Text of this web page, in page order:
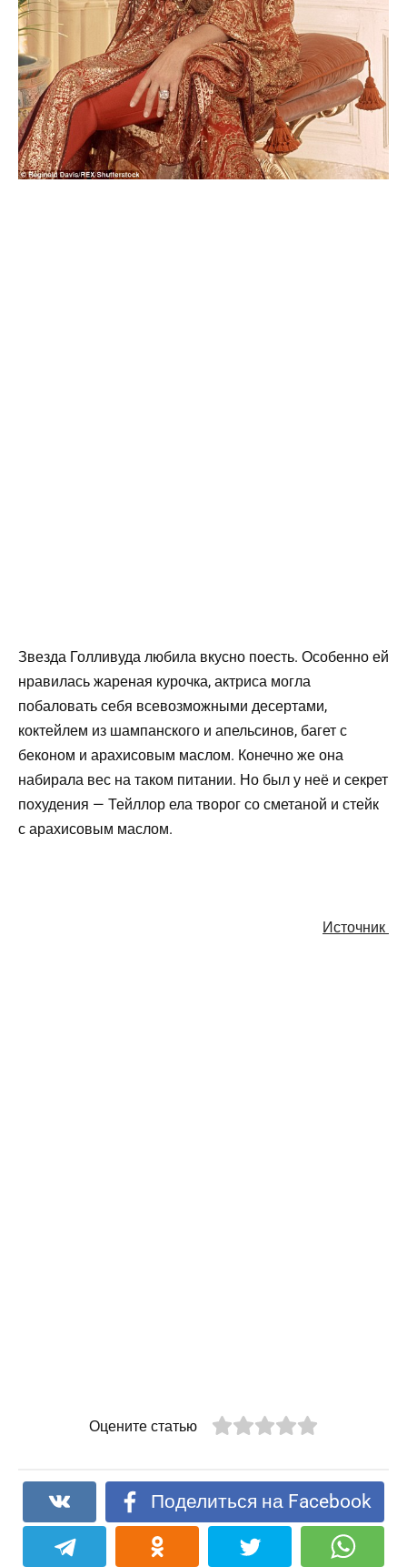
Звезда Голливуда любила вкусно поесть. Особенно ей
нравилась жареная курочка, актриса могла
побаловать себя всевозможными десертами,
коктейлем из шампанского и апельсинов, багет с
беконом и арахисовым маслом. Конечно же она
набирала вес на таком питании. Но был у неё и секрет
похудения — Тейллор ела творог со сметаной и стейк
с арахисовым маслом.
Источник
Оцените статью
Поделиться на Facebook